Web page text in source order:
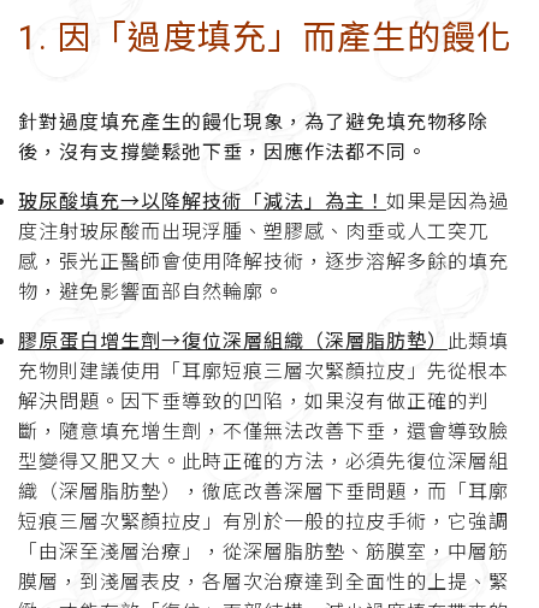
1. 因「過度填充」而產生的饅化
針對過度填充產生的饅化現象，為了避免填充物移除
後，沒有支撐變鬆弛下垂，因應作法都不同。
玻尿酸填充→以降解技術「減法」為主！ 如果是因為過
度注射玻尿酸而出現浮腫、塑膠感、肉垂或人工突兀
感，張光正醫師會使用降解技術，逐步溶解多餘的填充
物，避免影響面部自然輪廓。
膠原蛋白增生劑→復位深層組織（深層脂肪墊）
此類填
充物則建議使用「耳廓短痕三層次緊顏拉皮」先從根本
解決問題。因下垂導致的凹陷，如果沒有做正確的判
斷，隨意填充增生劑，不僅無法改善下垂，還會導致臉
型變得又肥又大。此時正確的方法，必須先復位深層組
織（深層脂肪墊），徹底改善深層下垂問題，而「耳廓
短痕三層次緊顏拉皮」有別於一般的拉皮手術，它強調
「由深至淺層治療」，從深層脂肪墊、筋膜室，中層筋
膜層，到淺層表皮，各層次治療達到全面性的上提、緊